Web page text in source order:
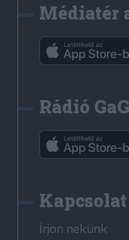
Médiatér
Rádió
Kapcsolat
Írjon nekünk